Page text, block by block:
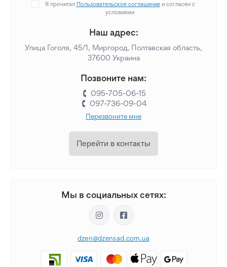
Я прочитал Пользовательское соглашениеи согласен с
условиями
Наш адрес:
Улица Гоголя, 45/1, Миргород, Полтавская область,
37600 Украина
Позвоните нам:
095-705-06-15
097-736-09-04
Перезвоните мне
Перейти в контакты
Мы в социальных сетях:
dzen@dzensad.com.ua